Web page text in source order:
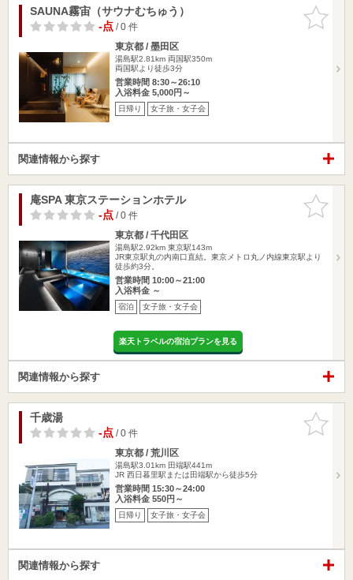
お気に入
りに追加
SAUNA霧宙（サウナむちゅう）
-点/ 0 件
東京都 / 墨田区
湯島駅2.81km 両国駅350m
両国駅より徒歩3分
営業時間 8:30～26:10
入浴料金 5,000円～
日帰り 女子旅・女子会
関連情報から探す
お気に入
りに追加
庵SPA 東京ステーションホテル
-点/ 0 件
東京都 / 千代田区
湯島駅2.92km 東京駅143m
JR東京駅丸の内南口直結。東京メトロ丸ノ内線東京駅より
徒歩約3分。
営業時間 10:00～21:00
入浴料金 ～
宿泊 女子旅・女子会
楽天トラベルの宿泊プランを見る
関連情報から探す
お気に入
りに追加
千歳湯
-点/ 0 件
東京都 / 荒川区
湯島駅3.01km 田端駅441m
JR 西日暮里駅または田端駅から徒歩5分
営業時間 15:30～24:00
入浴料金 550円～
日帰り 女子旅・女子会
関連情報から探す